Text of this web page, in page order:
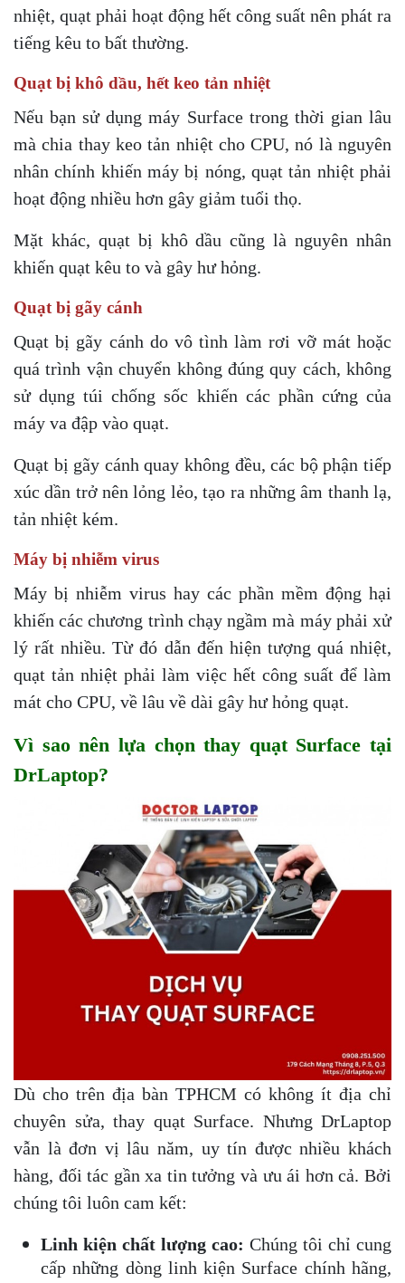
nhiệt, quạt phải hoạt động hết công suất nên phát ra
tiếng kêu to bất thường.
Quạt bị khô dầu, hết keo tản nhiệt
Nếu bạn sử dụng máy Surface trong thời gian lâu
mà chia thay keo tản nhiệt cho CPU, nó là nguyên
nhân chính khiến máy bị nóng, quạt tản nhiệt phải
hoạt động nhiều hơn gây giảm tuổi thọ.
Mặt khác, quạt bị khô dầu cũng là nguyên nhân
khiến quạt kêu to và gây hư hỏng.
Quạt bị gãy cánh
Quạt bị gãy cánh do vô tình làm rơi vỡ mát hoặc
quá trình vận chuyển không đúng quy cách, không
sử dụng túi chống sốc khiến các phần cứng của
máy va đập vào quạt.
Quạt bị gãy cánh quay không đều, các bộ phận tiếp
xúc dần trở nên lỏng lẻo, tạo ra những âm thanh lạ,
tản nhiệt kém.
Máy bị nhiễm virus
Máy bị nhiễm virus hay các phần mềm động hại
khiến các chương trình chạy ngầm mà máy phải xử
lý rất nhiều. Từ đó dẫn đến hiện tượng quá nhiệt,
quạt tản nhiệt phải làm việc hết công suất để làm
mát cho CPU, về lâu về dài gây hư hỏng quạt.
Vì sao nên lựa chọn thay quạt Surface tại
DrLaptop?
Dù cho trên địa bàn TPHCM có không ít địa chỉ
chuyên sửa, thay quạt Surface. Nhưng DrLaptop
vẫn là đơn vị lâu năm, uy tín được nhiều khách
hàng, đối tác gần xa tin tưởng và ưu ái hơn cả. Bởi
chúng tôi luôn cam kết:
Linh kiện chất lượng cao: Chúng tôi chỉ cung
cấp những dòng linh kiện Surface chính hãng,